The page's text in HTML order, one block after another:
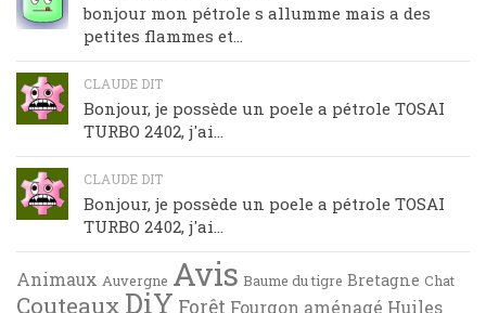
bonjour mon pétrole s allumme mais a des
petites flammes et...
CLAUDE DIT
Bonjour, je possède un poele a pétrole TOSAI
TURBO 2402, j'ai...
CLAUDE DIT
Bonjour, je possède un poele a pétrole TOSAI
TURBO 2402, j'ai...
Animaux Auvergne Avis Baume du tigre Bretagne Chat
Couteaux DiY Forêt Fourgon aménagé Huiles